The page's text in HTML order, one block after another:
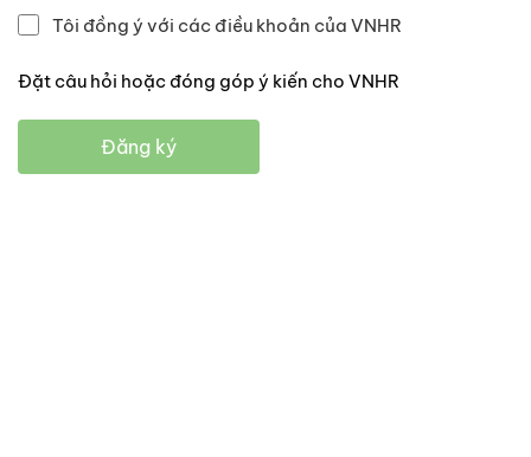
Tôi đồng ý với các điều khoản của VNHR
Đặt câu hỏi hoặc đóng góp ý kiến cho VNHR
Đăng ký